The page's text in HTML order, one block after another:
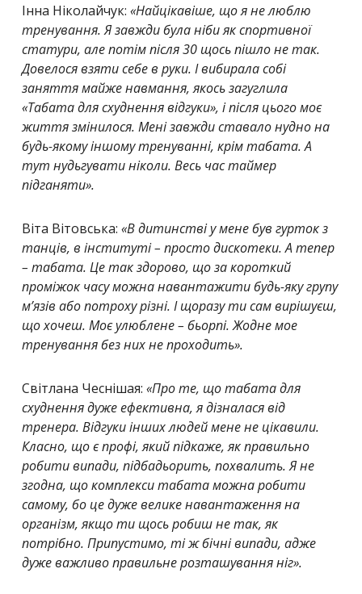
Інна Ніколайчук: «Найцікавіше, що я не люблю
тренування. Я завжди була ніби як спортивної
статури, але потім після 30 щось пішло не так.
Довелося взяти себе в руки. І вибирала собі
заняття майже навмання, якось загуглила
«Табата для схуднення відгуки», і після цього моє
життя змінилося. Мені завжди ставало нудно на
будь-якому іншому тренуванні, крім табата. А
тут нудьгувати ніколи. Весь час таймер
підганяти».
Віта Вітовська: «В дитинстві у мене був гурток з
танців, в інституті – просто дискотеки. А тепер
– табата. Це так здорово, що за короткий
проміжок часу можна навантажити будь-яку групу
м’язів або потроху різні. І щоразу ти сам вирішуєш,
що хочеш. Моє улюблене – бьорпі. Жодне мое
тренування без них не проходить».
Світлана Чеснішая: «Про те, що табата для
схуднення дуже ефективна, я дізналася від
тренера. Відгуки інших людей мене не цікавили.
Класно, що є профі, який підкаже, як правильно
робити випади, підбадьорить, похвалить. Я не
згодна, що комплекси табата можна робити
самому, бо це дуже велике навантаження на
організм, якщо ти щось робиш не так, як
потрібно. Припустимо, ті ж бічні випади, адже
дуже важливо правильне розташування ніг».